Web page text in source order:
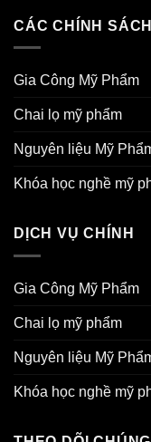
CÁC CHÍNH SÁCH
Gia Công Mỹ Phẩm
Chai lọ mỹ phẩm
Nguyên liệu Mỹ
Khóa học nghề mỹ
DỊCH VỤ CHÍNH
Gia Công Mỹ Phẩm
Chai lọ mỹ phẩm
Nguyên liệu Mỹ
Khóa học nghề mỹ